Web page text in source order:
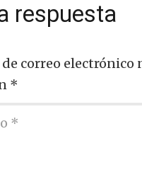
respuesta
correo electrónico
*